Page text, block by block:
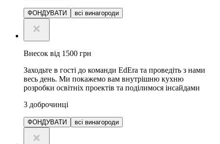
ФОНДУВАТИ всі винагороди
Внесок від 1500 грн
Заходьте в гості до команди EdEra та проведіть з нами
весь день. Ми покажемо вам внутрішню кухню
розробки освітніх проектів та поділимося інсайдами
3 доброчинці
ФОНДУВАТИ всі винагороди